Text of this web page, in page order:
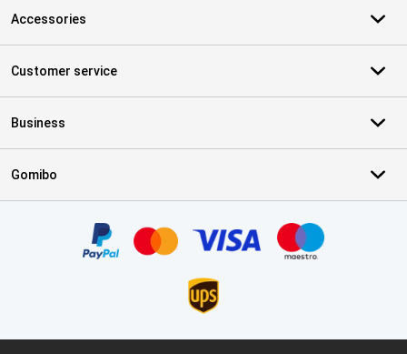
Accessories
Customer service
Business
Gomibo